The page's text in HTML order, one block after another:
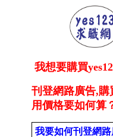
我想要購買
刊登網路廣告,購
用價格要如何算
我要如何刊登網路